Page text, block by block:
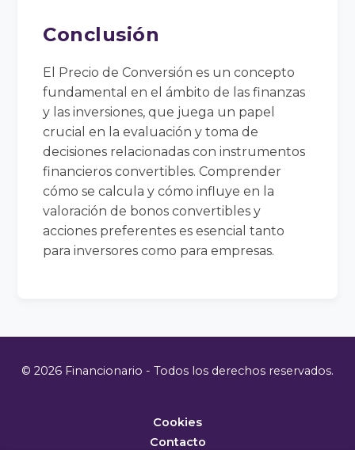
Conclusión
El Precio de Conversión es un concepto
fundamental en el ámbito de las finanzas
y las inversiones, que juega un papel
crucial en la evaluación y toma de
decisiones relacionadas con instrumentos
financieros convertibles. Comprender
cómo se calcula y cómo influye en la
valoración de bonos convertibles y
acciones preferentes es esencial tanto
para inversores como para empresas.
© 2026 Financionario - Todos los derechos reservados.
Cookies
Contacto